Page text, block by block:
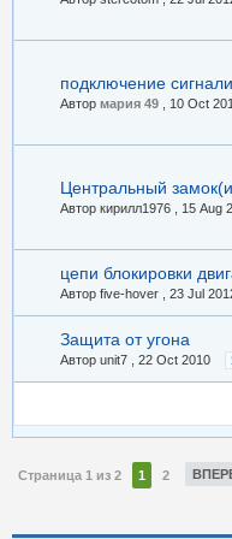
подключение
Автор мария 49 10 Oct
Центральный
Автор кирилл1976 , 15 Aug
цепи блокировки
Автор five-hover , 23 Jul
Защита от угона
Автор unit7 , 22 Oct 2010
Страница 1 из 2 1 2